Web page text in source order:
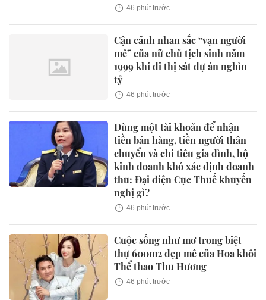
46 phút trước
Cận cảnh nhan sắc “vạn người
mê” của nữ chủ tịch sinh năm
1999 khi đi thị sát dự án nghìn
tỷ
46 phút trước
Dùng một tài khoản để nhận
tiền bán hàng, tiền người thân
chuyển và chi tiêu gia đình, hộ
kinh doanh khó xác định doanh
thu: Đại diện Cục Thuế khuyến
nghị gì?
46 phút trước
Cuộc sống như mơ trong biệt
thự 600m2 đẹp mê của Hoa khôi
Thể thao Thu Hương
46 phút trước